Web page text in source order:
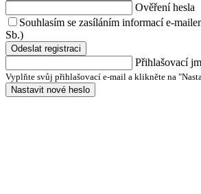
Ověření hesla
Souhlasím se zasíláním informací e-
Sb.)
Odeslat registraci
Přihlašovací
Vyplňte svůj přihlašovací e-mail a klikněte na
Nastavit nové heslo